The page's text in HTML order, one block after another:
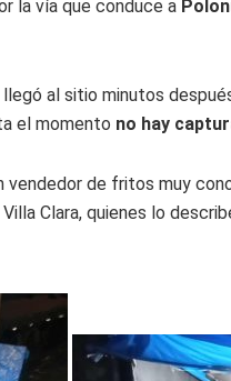
la vía que conduce a
al sitio minutos
el momento no hay
vendedor de fritos muy
Clara, quienes lo